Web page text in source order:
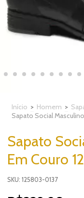
Início > Homem >
Sapato Social
Sapato
Em Couro
SKU: 125803-0137